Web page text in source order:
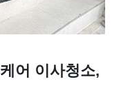
어 이사청소,